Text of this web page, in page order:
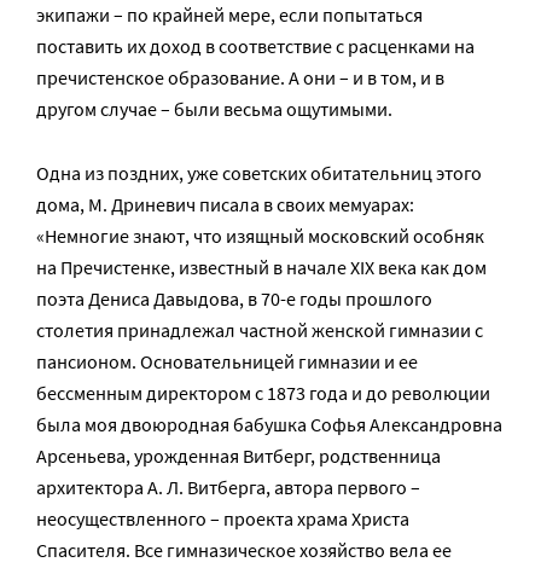
экипажи – по крайней мере, если попытаться
поставить их доход в соответствие с расценками на
пречистенское образование. А они – и в том, и в
другом случае – были весьма ощутимыми.
Одна из поздних, уже советских обитательниц этого
дома, М. Дриневич писала в своих мемуарах:
«Немногие знают, что изящный московский особняк
на Пречистенке, известный в начале XIX века как дом
поэта Дениса Давыдова, в 70-е годы прошлого
столетия принадлежал частной женской гимназии с
пансионом. Основательницей гимназии и ее
бессменным директором с 1873 года и до революции
была моя двоюродная бабушка Софья Александровна
Арсеньева, урожденная Витберг, родственница
архитектора А. Л. Витберга, автора первого –
неосуществленного – проекта храма Христа
Спасителя. Все гимназическое хозяйство вела ее